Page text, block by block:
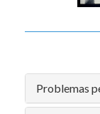
Problemas